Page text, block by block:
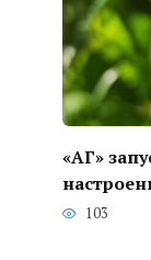
«АГ»
103